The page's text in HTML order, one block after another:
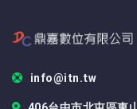
info@itn.tw